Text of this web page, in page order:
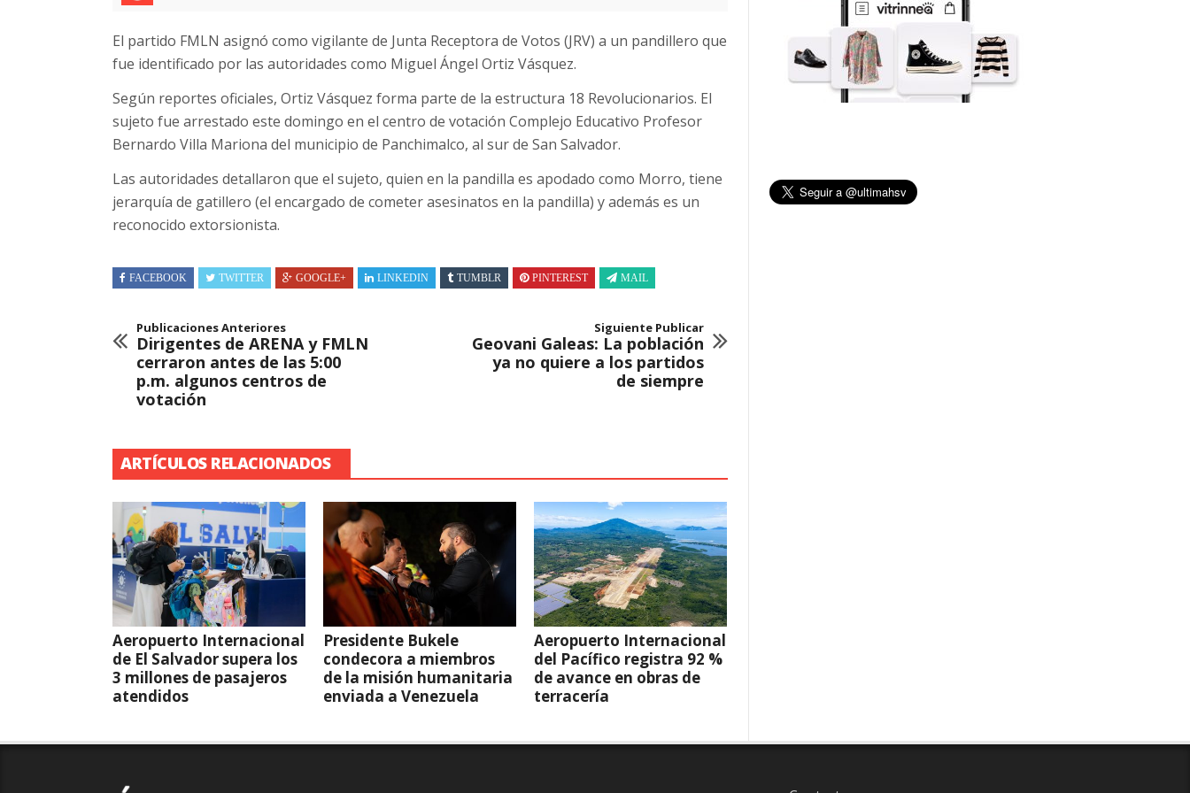
El partido FMLN asignó como vigilante de Junta Receptora de Votos (JRV) a un pandillero que
fue identificado por las autoridades como Miguel Ángel Ortiz Vásquez.
Según reportes oficiales, Ortiz Vásquez forma parte de la estructura 18 Revolucionarios. El
sujeto fue arrestado este domingo en el centro de votación Complejo Educativo Profesor
Bernardo Villa Mariona del municipio de Panchimalco, al sur de San Salvador.
Las autoridades detallaron que el sujeto, quien en la pandilla es apodado como Morro, tiene
jerarquía de gatillero (el encargado de cometer asesinatos en la pandilla) y además es un
reconocido extorsionista.
FACEBOOK TWITTER GOOGLE+ LINKEDIN TUMBLR PINTEREST MAIL
Publicaciones Anteriores
Dirigentes de ARENA y FMLN
cerraron antes de las 5:00
p.m. algunos centros de
votación
Siguiente Publicar
Geovani Galeas: La población
ya no quiere a los partidos
de siempre
ARTÍCULOS RELACIONADOS
Aeropuerto Internacional
de El Salvador supera los
3 millones de pasajeros
atendidos
Presidente Bukele
condecora a miembros
de la misión humanitaria
enviada a Venezuela
Aeropuerto Internacional
del Pacífico registra 92 %
de avance en obras de
terracería